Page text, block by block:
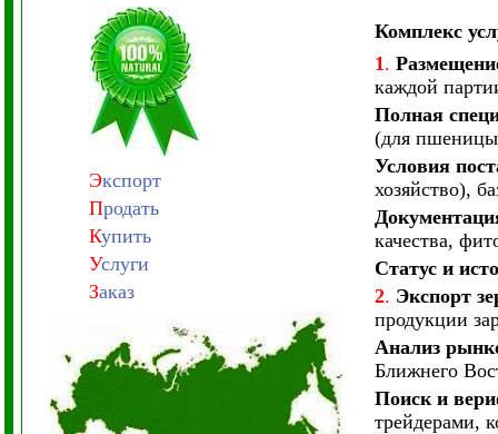
Экспорт
Продать
Купить
Услуги
Заказ
Комплекс
1.
каждой
Полная
(для
Условия
хозяйство),
качества,
Статус и
2. Экспорт
продукции
Анализ
Ближнего
Поиск и
трейдерами,